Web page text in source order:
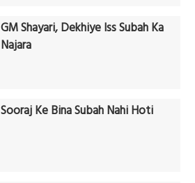
GM Shayari, Dekhiye Iss Subah Ka
Najara
Sooraj Ke Bina Subah Nahi Hoti